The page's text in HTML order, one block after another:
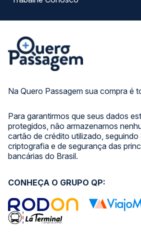
Na Quero Passagem sua compra é
Para garantirmos que seus dados
protegidos, não armazenamos
cartão de crédito utilizado,
criptografia e de segurança das
bancárias do Brasil.
CONHEÇA O GRUPO QP: